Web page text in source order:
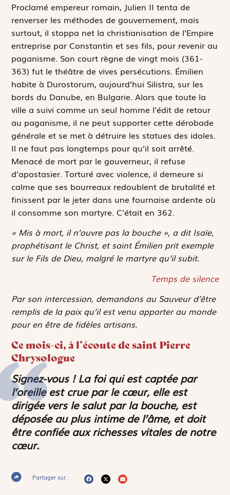
Proclamé empereur romain, Julien II tenta de
renverser les méthodes de gouvernement, mais
surtout, il stoppa net la christianisation de l’Empire
entreprise par Constantin et ses fils, pour revenir au
paganisme. Son court règne de vingt mois (361-
363) fut le théâtre de vives persécutions. Émilien
habite à Durostorum, aujourd’hui Silistra, sur les
bords du Danube, en Bulgarie. Alors que toute la
ville a suivi comme un seul homme l’édit de retour
au paganisme, il ne peut supporter cette dérobade
générale et se met à détruire les statues des idoles.
Il ne faut pas longtemps pour qu’il soit arrêté.
Menacé de mort par le gouverneur, il refuse
d’apostasier. Torturé avec violence, il demeure si
calme que ses bourreaux redoublent de brutalité et
finissent par le jeter dans une fournaise ardente où
il consomme son martyre. C’était en 362.
« Mis à mort, il n’ouvre pas la bouche », a dit Isaïe,
prophétisant le Christ, et saint Émilien prit exemple
sur le Fils de Dieu, malgré le martyre qu’il subit.
Temps de silence
Par son intercession, demandons au Sauveur d’être
remplis de la paix qu’il est venu apporter au monde
pour en être de fidèles artisans.
Ce mois-ci, à l’écoute de saint Pierre
Chrysologue
Signez-vous ! La foi qui est captée par
l’oreille est crue par le cœur, elle est
dirigée vers le salut par la bouche, est
déposée au plus intime de l’âme, et doit
être confiée aux richesses vitales de notre
cœur.
Partager sur :